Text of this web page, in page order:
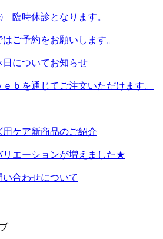
臨時休診となります。
ご予約をお願いします。
についてお知らせ
ｂを通じてご注文いただけます。
ケア新商品のご紹介
リエーションが増えました★
合わせについて